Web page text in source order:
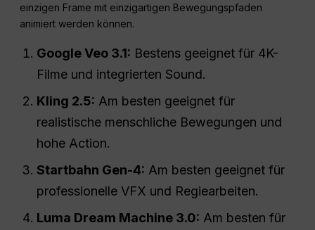
einzigen Frame mit einzigartigen Bewegungspfaden
animiert werden können.
Google Veo 3.1: Bestens geeignet für 4K-
Filme und integrierten Sound.
Kling 2.5: Am besten geeignet für
realistische menschliche Bewegungen und
hohe Action.
Startbahn Gen-4: Am besten geeignet für
professionelle VFX und Regiearbeiten.
Luma Dream Machine 3.0: Am besten für